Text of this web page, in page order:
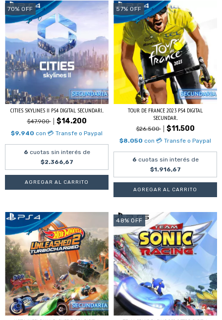
70% OFF
CITIES SKYLINES II PS4 DIGITAL SECUNDARI...
$47.900 $14.200
$9.940 con 💳 Transfe o Paypal
6 cuotas sin interés de
$2.366,67
57% OFF
TOUR DE FRANCE 2023 PS4 DIGITAL
SECUNDAR...
$26.500 $11.500
$8.050 con 💳 Transfe o Paypal
6 cuotas sin interés de
$1.916,67
48% OFF